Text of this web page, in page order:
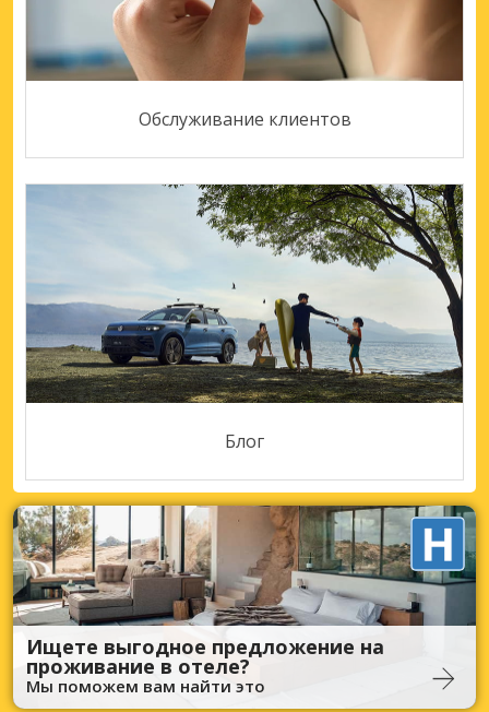
Обслуживание клиентов
Блог
Ищете выгодное предложение на
проживание в отеле?
Мы поможем вам найти это